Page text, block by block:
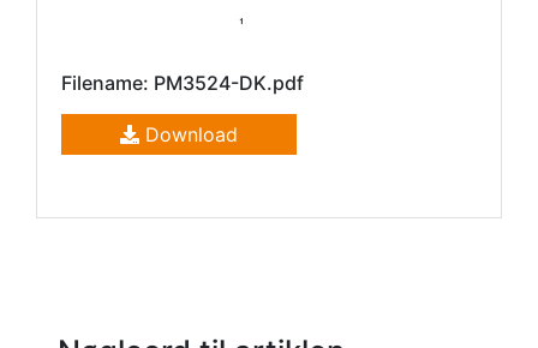
Filename: PM3524-DK.pdf
Download